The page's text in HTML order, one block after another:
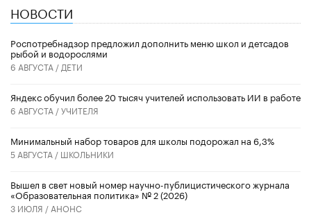
НОВОСТИ
Роспотребнадзор предложил дополнить меню школ и детсадов
рыбой и водорослями
6 АВГУСТА / ДЕТИ
​Яндекс обучил более 20 тысяч учителей использовать ИИ в работе
6 АВГУСТА /УЧИТЕЛЯ
Минимальный набор товаров для школы подорожал на 6,3%
5 АВГУСТА / ШКОЛЬНИКИ
Вышел в свет новый номер научно-публицистического журнала
«Образовательная политика» № 2 (2026)
3 ИЮЛЯ / АНОНС